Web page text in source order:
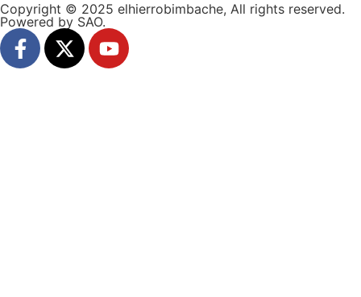
Copyright © 2025 elhierrobimbache, All rights reserved.
Powered by SAO.